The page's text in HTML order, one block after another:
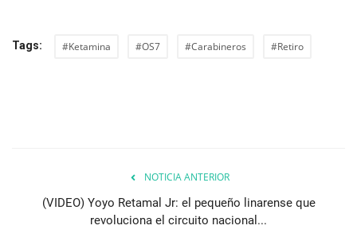
Tags: #Ketamina #OS7 #Carabineros #Retiro
NOTICIA ANTERIOR
(VIDEO) Yoyo Retamal Jr: el pequeño linarense que
revoluciona el circuito nacional...